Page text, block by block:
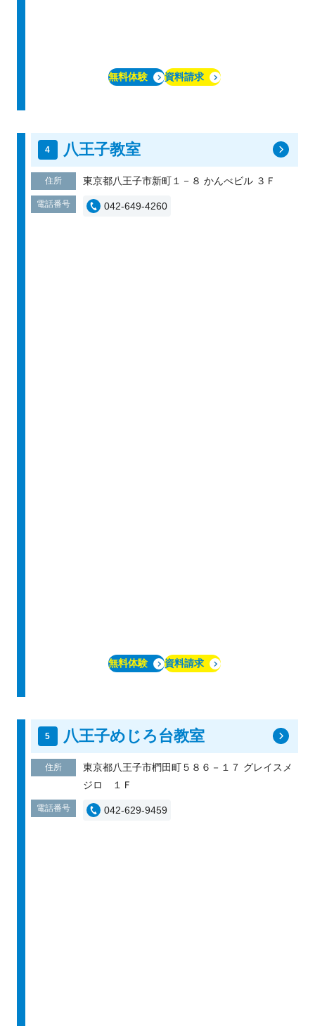
無料体験 資料請求
八王子教室
住所 東京都八王子市新町１－８ かんべビル ３Ｆ
電話番号 042-649-4260
無料体験 資料請求
八王子めじろ台教室
住所
東京都八王子市椚田町５８６－１７ グレイスメ
ジロ １Ｆ
電話番号 042-629-9459